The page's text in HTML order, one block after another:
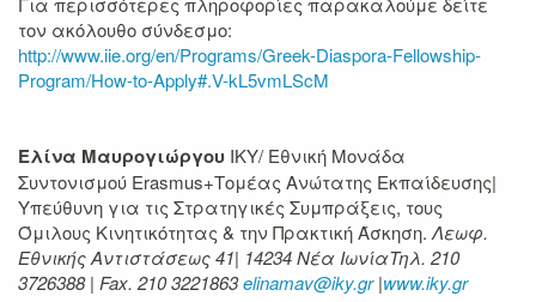
τον ακόλουθο σύνδεσμο:
http://www.iie.org/en/Programs/Greek-Diaspora-Fellowship-
Program/How-to-Apply#.V-kL5vmLScM
Eλίνα Μαυρογιώργου IKY/ Εθνική Μονάδα
Συντονισμού Erasmus+Τομέας Ανώτατης Εκπαίδευσης|
Υπεύθυνη για τις Στρατηγικές Συμπράξεις, τους
Όμιλους Κινητικότητας & την Πρακτική Άσκηση. Λεωφ.
Εθνικής Αντιστάσεως 41| 14234 Νέα ΙωνίαTηλ. 210
3726388 | Fax. 210 3221863elinamav@iky.gr|www.iky.gr